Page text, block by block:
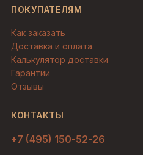
ПОКУПАТЕЛЯМ
Как заказать
Доставка и оплата
Калькулятор доставки
Гарантии
Отзывы
КОНТАКТЫ
+7 (495) 150-52-26